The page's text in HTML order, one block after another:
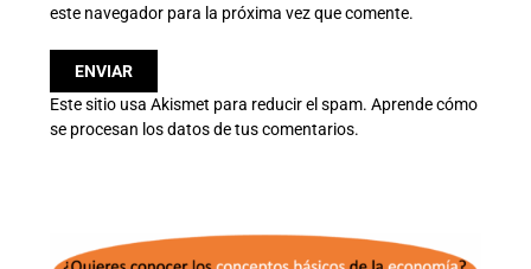
este navegador para la próxima vez que comente.
Este sitio usa Akismet para reducir el spam. Aprende cómo
se procesan los datos de tus comentarios.